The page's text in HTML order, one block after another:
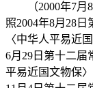
（2000年7月8
照2004年8月28
〈中华人平易近
6月29日第十二届
平易近国文物保